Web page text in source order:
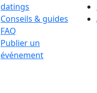
datings
Conseils & guides
FAQ
Publier un
événement